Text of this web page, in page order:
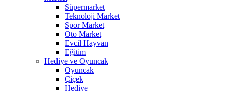
Süpermarket
Teknoloji Market
Spor Market
Oto Market
Evcil Hayvan
Eğitim
Hediye ve Oyuncak
Oyuncak
Çiçek
Hediye